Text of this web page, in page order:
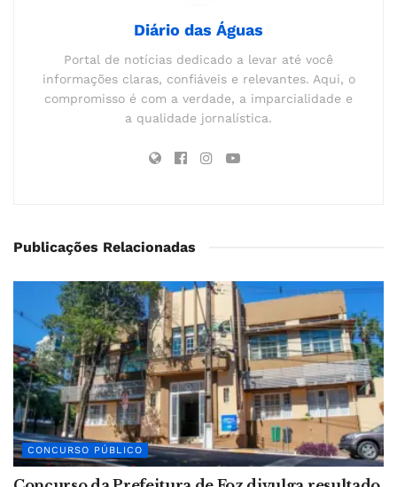
Diário das Águas
Portal de notícias dedicado a levar até você
informações claras, confiáveis e relevantes. Aqui, o
compromisso é com a verdade, a imparcialidade e
a qualidade jornalística.
Publicações Relacionadas
CONCURSO PÚBLICO